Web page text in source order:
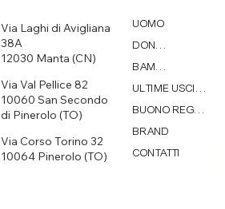
Via Laghi di Avigliana
38A
12030 Manta (CN)
Via Val Pellice 82
10060 San Secondo
di Pinerolo (TO)
Via Corso Torino 32
10064 Pinerolo (TO)
UOMO
DONNA
BAMBINI
ULTIME USCITE
BUONO REGALO
BRAND
CONTATTI